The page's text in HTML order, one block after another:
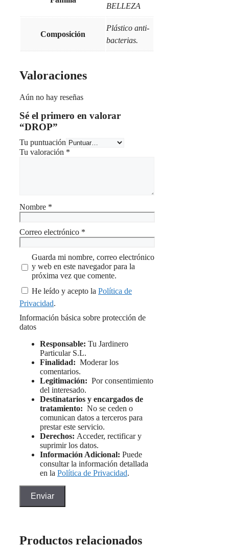
BELLEZA
Composición
Plástico anti-
bacterias.
Valoraciones
Aún no hay reseñas
Sé el primero en valorar
“DROP”
Tu puntuación
Tu valoración *
Nombre *
Correo electrónico *
Guarda mi nombre, correo electrónico
y web en este navegador para la
próxima vez que comente.
He leído y acepto la Política de
Privacidad.
Información básica sobre protección de
datos
Responsable: Tu Jardinero
Particular S.L.
Finalidad: Moderar los
comentarios.
Legitimación: Por consentimiento
del interesado.
Destinatarios y encargados de
tratamiento: No se ceden o
comunican datos a terceros para
prestar este servicio.
Derechos: Acceder, rectificar y
suprimir los datos.
Información Adicional: Puede
consultar la información detallada
en la Política de Privacidad.
Productos relacionados